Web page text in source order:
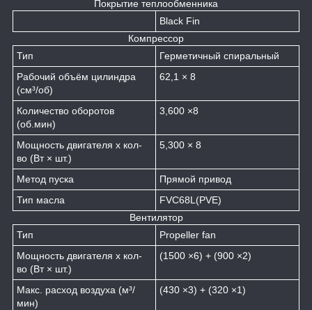
Покрытие теплообменника
Black Fin
Компрессор
Тип
Герметичный спиральный
Рабочий объём цилиндра
(см³/об)
62,1 × 8
Количество оборотов
(об.мин)
3,600 ×8
Мощность двигателя х кол-
во (Вт × шт.)
5,300 × 8
Метод пуска
Прямой привод
Тип масла
FVC68L(PVE)
Вентилятор
Тип
Propeller fan
Мощность двигателя х кол-
во (Вт × шт.)
(1500 ×6) + (900 ×2)
Макс. расход воздуха (м³/
мин)
(430 ×3) + (320 ×1)